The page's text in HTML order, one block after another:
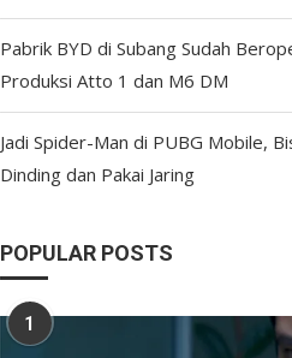
Pabrik BYD di Subang Sudah
Produksi Atto 1 dan M6 DM
Jadi Spider-Man di PUBG Mobile,
Dinding dan Pakai Jaring
POPULAR POSTS
1